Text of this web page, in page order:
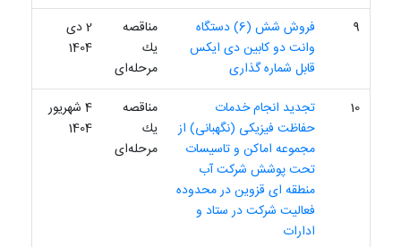
9
فروش شش (6) دستگاه
وانت دو کابین دی ایکس
قابل شماره گذاری
مناقصه
یك
مرحله‌ای
2 دی
1404
10
تجدید انجام خدمات
حفاظت فیزیکی (نگهبانی) از
مجموعه اماکن و تاسیسات
تحت پوشش شرکت آب
منطقه ای قزوین در محدوده
فعالیت شرکت در ستاد و
ادارات
مناقصه
یك
مرحله‌ای
4 شهریور
1404